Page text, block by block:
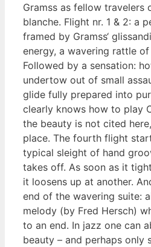
Gramss as fellow travelers
blanche. Flight nr. 1 & 2: a
framed by Gramss‘
energy, a wavering rattle
Followed by a sensation:
undertow out of small
glide fully prepared into
clearly knows how to play
the beauty is not cited
place. The fourth flight
typical sleight of hand
takes off. As soon as it
it loosens up at another.
end of the wavering suite:
melody (by Fred Hersch)
to an end. In jazz one can
beauty – and perhaps only